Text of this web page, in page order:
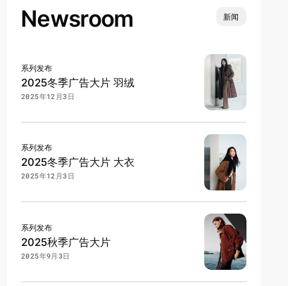
Newsroom 新闻
系列发布
2025冬季广告大片 羽绒
2025年12月3日
系列发布
2025冬季广告大片 大衣
2025年12月3日
系列发布
2025秋季广告大片
2025年9月3日